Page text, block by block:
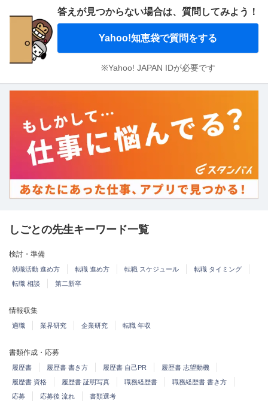
答えが見つからない場合は、 質問してみよう！
Yahoo!知恵袋で質問をする
※Yahoo! JAPAN IDが必要です
しごとの先生キーワード一覧
検討・準備
就職活動 進め方 転職 進め方 転職 スケジュール
転職 タイミング
転職 相談
第二新卒
情報収集
適職 業界研究 企業研究 転職 年収
書類作成・応募
履歴書 履歴書 書き方 履歴書 自己PR
履歴書 志望動機
履歴書 資格
履歴書 証明写真 職務経歴書
職務経歴書 書き方
応募
応募後 流れ 書類選考